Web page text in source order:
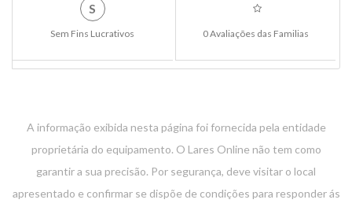
S
Sem Fins Lucrativos 0 Avaliações das Familias
A informação exibida nesta página foi fornecida pela entidade
proprietária do equipamento. O Lares Online não tem como
garantir a sua precisão. Por segurança, deve visitar o local
apresentado e confirmar se dispõe de condições para responder ás